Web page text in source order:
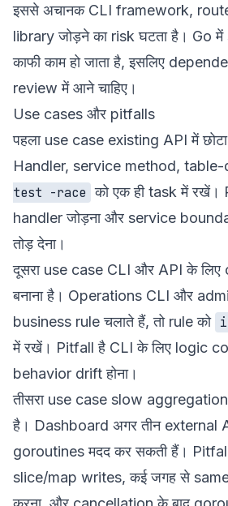
इससे अचानक CLI framework,
library जोड़ने का risk घटता है। Go
काफी काम हो जाता है, इसलिए
review में आने चाहिए।
Use cases और pitfalls
पहला use case existing API में
Handler, service method,
test -race को एक ही task में रखें।
handler जोड़ना और service
तोड़ देना।
दूसरा use case CLI और API के
बनाना है। Operations CLI और
business rule चलाते हैं, तो rule को
में रखें। Pitfall है CLI के लिए logic
behavior drift होना।
तीसरा use case slow
है। Dashboard अगर तीन external
goroutines मदद कर सकती हैं।
slice/map writes, कई जगह से